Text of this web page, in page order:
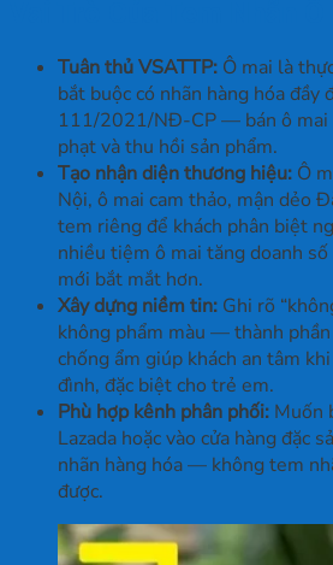
Tuân thủ VSATTP: Ô mai là
bắt buộc có nhãn hàng hóa đầy
111/2021/NĐ-CP — bán ô mai
phạt và thu hồi sản phẩm.
Tạo nhận diện thương hiệu: Ô
Nội, ô mai cam thảo, mận dẻo
tem riêng để khách phân biệt
nhiều tiệm ô mai tăng doanh
mới bắt mắt hơn.
Xây dựng niềm tin: Ghi rõ
không phẩm màu — thành
chống ẩm giúp khách an tâm
đình, đặc biệt cho trẻ em.
Phù hợp kênh phân phối: Muốn
Lazada hoặc vào cửa hàng đặc
nhãn hàng hóa — không tem
được.